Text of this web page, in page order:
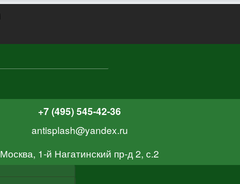
+7 (495) 545-42-36
antisplash@yandex.ru
Москва, 1-й Нагатинский пр-д 2, с.2